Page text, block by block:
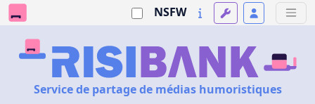
NSFW
Service de partage de médias humoristiques